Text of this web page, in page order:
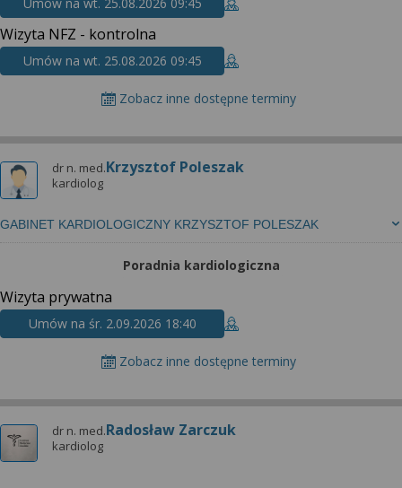
Wizyta NFZ - kontrolna
Umów na wt. 25.08.2026 09:45
Zobacz inne dostępne terminy
dr n. med.Krzysztof Poleszak
kardiolog
GABINET KARDIOLOGICZNY KRZYSZTOF POLESZAK
Poradnia kardiologiczna
Wizyta prywatna
Umów na śr. 2.09.2026 18:40
Zobacz inne dostępne terminy
dr n. med.Radosław Zarczuk
kardiolog